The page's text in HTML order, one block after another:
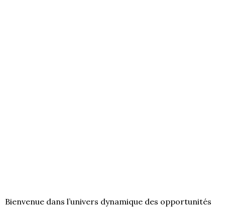
Bienvenue dans l’univers dynamique des opportunités